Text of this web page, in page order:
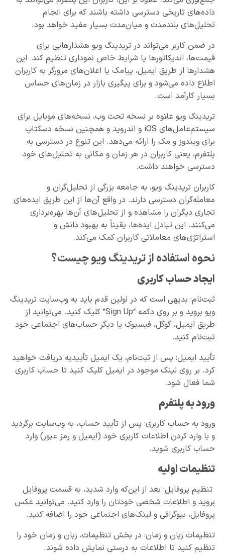
داده‌های تاریخی دسترسی داشته باشند که برای انجام
تحلیل‌های بلندمدت و میان‌مدت بسیار مفید خواهد بود.
در ضمن کاربر می‌تواند در تریدینگ ویو هشدارهایی برای
قیمت‌ها، اندیکاتورها یا شرایط خاص نموداری تنظیم کند. این
هشدارها از طریق ایمیل، پیامک یا اعلان‌های مرورگر به کاربران
اطلاع داده می‌شود و برای پیگیری بازار در زمان‌های حساس
بسیار کارآمد است.
تریدینگ ویو علاوه بر نسخه تحت وب، نسخه‌های موبایل برای
سیستم‌عامل‌های iOS و اندروید و همچنین نسخه دسکتاپ
برای ویندوز و مک را ارائه می‌دهد. این تنوع در دسترسی به
پلتفرم، یعنی کاربران در هر زمان و مکانی به تحلیل‌های خود
دسترسی خواهند داشت.
کاربران تریدینگ ویو، به جامعه بزرگی از تحلیل‌گران و
معامله‌گران دسترسی دارند. در واقع آن‌ها از این طریق ایده‌های
تجاری دیگران را مشاهده و از تحلیل‌های آن‌ها بهره‌برداری
می‌کنند. این تبادل ایده‌ها، یقیناً به بهبود دانش و
استراتژی‌های معاملاتی کاربران کمک می‌کند.
نحوه استفاده از تریدینگ ویو چیست؟
ایجاد حساب کاربری
ثبت‌نام: بدیهی است که در اولین قدم باید به وب‌سایت تریدینگ
ویو بروید و بر روی دکمه “Sign Up” کلیک کنید. می‌توانید از
طریق ایمیل، گوگل، فیسبوک یا دیگر حساب‌های اجتماعی خود
ثبت‌نام کنید.
تأیید ایمیل: پس از ثبت‌نام، یک ایمیل تأییدیه دریافت خواهید
کرد. بر روی لینک موجود در ایمیل کلیک کنید تا حساب کاربری
شما فعال شود.
ورود به پلتفرم
ورود به حساب کاربری: پس از تأیید حساب، به وب‌سایت برگردید
و با وارد کردن اطلاعات کاربری خود (ایمیل و رمز عبور) وارد
حساب کاربری شوید.
تنظیمات اولیه
تنظیم پروفایل: بعد از این‌که وارد شدید، به قسمت پروفایل
بروید و اطلاعات شخصی خودتان را وارد کنید. می‌توانید عکس
پروفایل، بیوگرافی و لینک‌های اجتماعی خود را اضافه کنید.
تنظیمات زبان و زمان: در بخش تنظیمات، زبان و زمان خود را
تنظیم کنید تا اطلاعات به درستی نمایش داده شوند.